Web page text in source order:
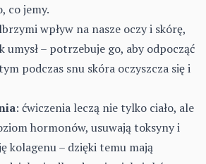
co jemy.
wpływ na nasze oczy i skórę,
umysł – potrzebuje go, aby odpocząć
podczas snu skóra oczyszcza się i
: ćwiczenia leczą nie tylko ciało, ale
hormonów, usuwają toksyny i
kolagenu – dzięki temu mają